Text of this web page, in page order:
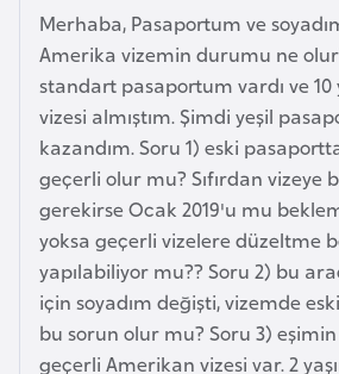
Merhaba, Pasaportum ve
Amerika vizemin durumu ne olur?
standart pasaportum vardı ve 10
vizesi almıştım. Şimdi yeşil
kazandım. Soru 1) eski
geçerli olur mu? Sıfırdan vizeye
gerekirse Ocak 2019'u mu
yoksa geçerli vizelere düzeltme
yapılabiliyor mu?? Soru 2) bu
için soyadım değişti, vizemde
bu sorun olur mu? Soru 3) eşimin
geçerli Amerikan vizesi var. 2
m
e
n
i
s
t
a
n
E
s
t